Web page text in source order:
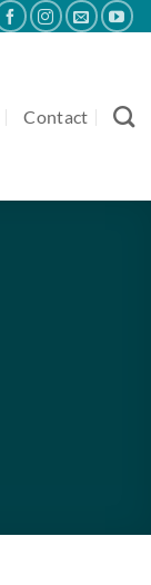
Contact